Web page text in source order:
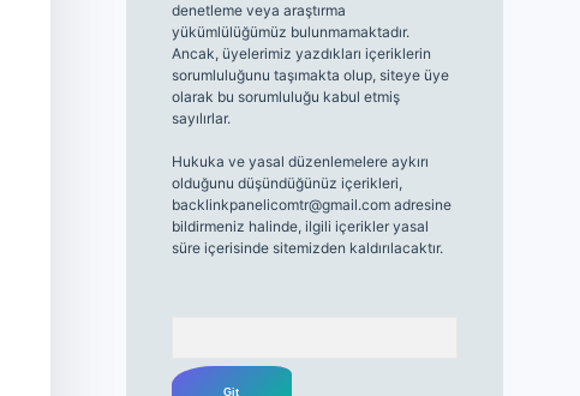
denetleme veya araştırma
yükümlülüğümüz bulunmamaktadır.
Ancak, üyelerimiz yazdıkları içeriklerin
sorumluluğunu taşımakta olup, siteye üye
olarak bu sorumluluğu kabul etmiş
sayılırlar.
Hukuka ve yasal düzenlemelere aykırı
olduğunu düşündüğünüz içerikleri,
backlinkpanelicomtr@gmail.comadresine
bildirmeniz halinde, ilgili içerikler yasal
süre içerisinde sitemizden kaldırılacaktır.